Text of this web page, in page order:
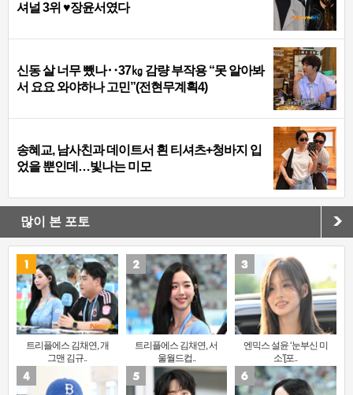
셔널 3위 ♥장윤서였다
신동 살 너무 뺐나‥37㎏ 감량 부작용 “못 알아봐
서 요요 와야하나 고민”(전현무계획4)
송혜교, 남사친과 데이트서 흰 티셔츠+청바지 입
었을 뿐인데…빛나는 미모
많이 본 포토
트리플에스 김채연, 개
그맨 김규..
트리플에스 김채연, 서
울월드컵..
엔믹스 설윤 ‘눈부신 미
소’[포..